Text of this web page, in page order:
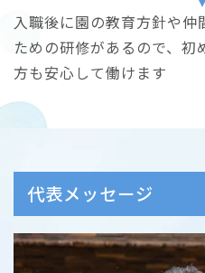
入職後に園の教育方針や
ための研修があるので、初
方も安心して働けます
代表メッセージ